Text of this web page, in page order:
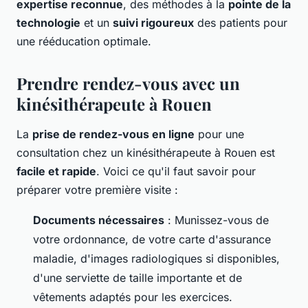
expertise reconnue, des méthodes à la pointe de la
technologie et un suivi rigoureux des patients pour
une rééducation optimale.
Prendre rendez-vous avec un
kinésithérapeute à Rouen
La prise de rendez-vous en ligne pour une
consultation chez un kinésithérapeute à Rouen est
facile et rapide. Voici ce qu'il faut savoir pour
préparer votre première visite :
Documents nécessaires : Munissez-vous de
votre ordonnance, de votre carte d'assurance
maladie, d'images radiologiques si disponibles,
d'une serviette de taille importante et de
vêtements adaptés pour les exercices.